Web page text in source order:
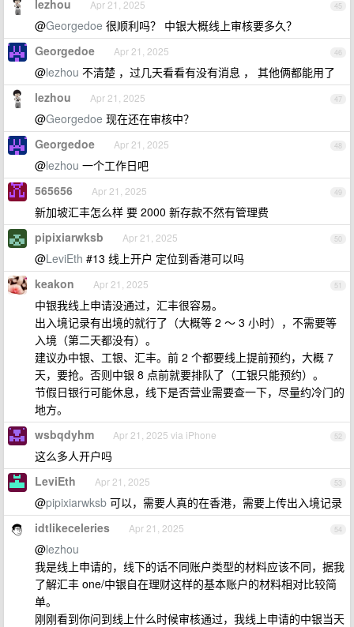
45
lezhou Apr 21, 2025
@Georgedoe 很顺利吗？ 中银大概线上审核要多久？
46
Georgedoe Apr 21, 2025
@lezhou 不清楚 ，过几天看看有没有消息 ， 其他俩都能用了
47
lezhou Apr 21, 2025
@Georgedoe 现在还在审核中？
48
Georgedoe Apr 21, 2025
@lezhou 一个工作日吧
49
565656 Apr 21, 2025
新加坡汇丰怎么样 要 2000 新存款不然有管理费
50
pipixiarwksb Apr 21, 2025
@LeviEth #13 线上开户 定位到香港可以吗
51
keakon Apr 21, 2025
中银我线上申请没通过，汇丰很容易。
出入境记录有出境的就行了（大概等 2 ～ 3 小时），不需要等
入境（第二天都没有）。
建议办中银、工银、汇丰。前 2 个都要线上提前预约，大概 7
天，要抢。否则中银 8 点前就要排队了（工银只能预约）。
节假日银行可能休息，线下是否营业需要查一下，尽量约冷门的
地方。
52
wsbqdyhm Apr 21, 2025 via iPhone
这么多人开户吗
53
LeviEth Apr 21, 2025
@pipixiarwksb 可以，需要人真的在香港，需要上传出入境记录
54
idtlikeceleries Apr 21, 2025
@lezhou
我是线上申请的，线下的话不同账户类型的材料应该不同，据我
了解汇丰 one/中银自在理财这样的基本账户的材料相对比较简
单。
刚刚看到你问到线上什么时候审核通过，我线上申请的中银当天